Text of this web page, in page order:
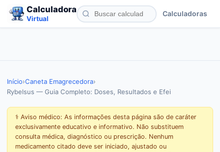
Calculadora
Virtual
Calculadoras
Início›Caneta Emagrecedora›
Rybelsus — Guia Completo: Doses, Resultados e Efei
⚕️ Aviso médico: As informações desta página são de caráter
exclusivamente educativo e informativo. Não substituem
consulta médica, diagnóstico ou prescrição. Nenhum
medicamento citado deve ser iniciado, ajustado ou